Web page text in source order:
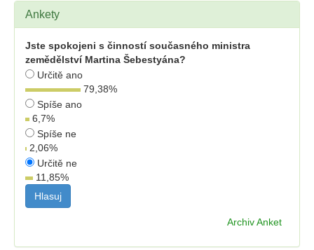
Ankety
Jste spokojeni s činností současného ministra
zemědělství Martina Šebestyána?
Určitě ano
79,38%
Spíše ano
6,7%
Spíše ne
2,06%
Určitě ne
11,85%
Archiv Anket